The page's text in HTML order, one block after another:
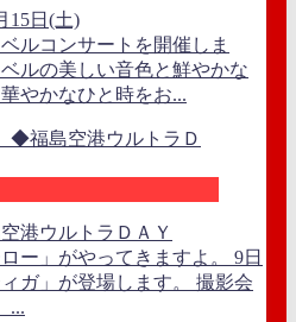
15日(土)
ルコンサートを開催しま
ルの美しい音色と鮮やかな
やかなひと時をお...
港ウルトラＤＡＹ
ー」がやってきますよ。 9日
ガ」が登場します。 撮影会
...